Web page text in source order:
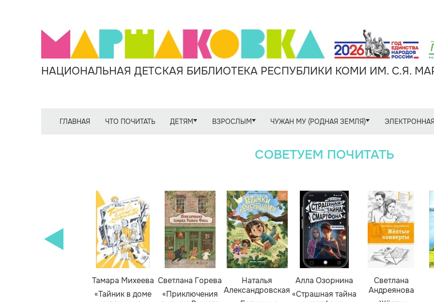
НАЦИОНАЛЬНАЯ ДЕТСКАЯ БИБЛИОТЕКА РЕСПУБЛИКИ КОМИ ИМ. С.Я.
ГЛАВНАЯ ЧТО ПОЧИТАТЬ ДЕТЯМ ВЗРОСЛЫМ ЧУЖАН МУ (РОДНАЯ ЗЕМЛЯ)
СОВЕТУЕМ ПОЧИТАТЬ
Тамара Михеева
«Тайник в доме
Светлана Горева
«Приключения
Наталья
Александровская
Алла Озорнина
«Страшная тайна
Светлана
Андреянова